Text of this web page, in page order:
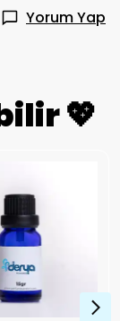
Yorum Yap
💖